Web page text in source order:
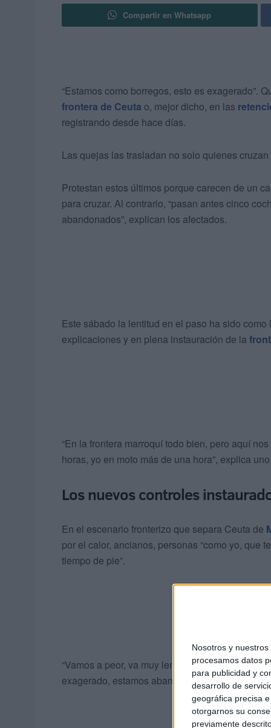
Nosotros y nuestros
procesamos datos
para publicidad y
desarrollo de
geográfica precisa
otorgarnos su
previamente
Compartir en Whatsapp
“Estamos como borregos, esto es exagerado”.
frontera de Ceuta o, mejor dicho, en las
registrando desde hace días.
Las quejas las trasladan no solo quienes
Protestan estos últimos porque carecen de un
para cruzar. Al contrario, “pasan antes cinco
abandonados”, explican los afectados.
Este sábado la lentitud en el paso ha sido
explicaciones y en plena instauración de la
“En la frontera marroquí todo bien, pero aquí
horas, yo en moto más de una hora”, explica
Los nuevos controles
En el escenario fronterizo que separa Ceuta de
por el calor, ancianos, personas “como yo, que
tiempo de pie”.
“Vamos a peor, va muy lento y con el calor no
exagerado, estamos abandonados”, añade.